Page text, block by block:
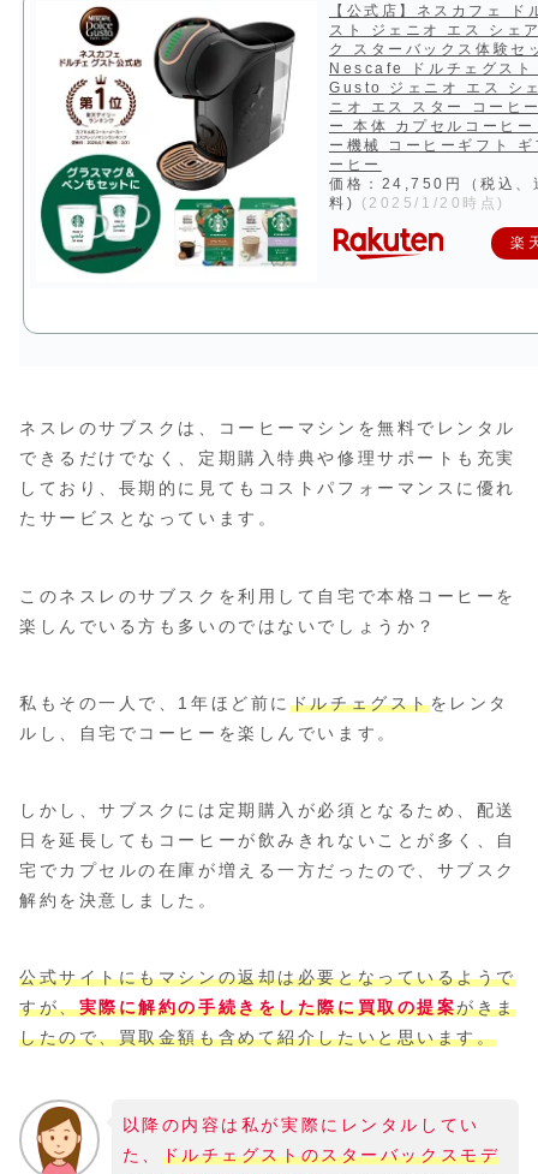
【公式店】ネスカフェ ド
スト ジェニオ エス シェ
ク スターバックス体験セ
Nescafe ドルチェグス
Gusto ジェニオ エス シ
ニオ エス スター コーヒ
ー 本体 カプセルコーヒ
ー機械 コーヒーギフト
ーヒー
価格：24,750円（税込、
料)
(2025/1/20時点)
楽
ネスレのサブスクは、コーヒーマシンを無料でレンタル
できるだけでなく、定期購入特典や修理サポートも充実
しており、長期的に見てもコストパフォーマンスに優れ
たサービスとなっています。
このネスレのサブスクを利用して自宅で本格コーヒーを
楽しんでいる方も多いのではないでしょうか？
私もその一人で、1年ほど前に ドルチェグストをレンタ
ルし、自宅でコーヒーを楽しんでいます。
しかし、サブスクには定期購入が必須となるため、配送
日を延長してもコーヒーが飲みきれないことが多く、自
宅でカプセルの在庫が増える一方だったので、サブスク
解約を決意しました。
公式サイトにもマシンの返却は必要となっているようで
すが、実際に解約の手続きをした際に買取の提案がきま
したので、買取金額も含めて紹介したいと思います。
以降の内容は私が実際にレンタルしてい
た、 ドルチェグストのスターバックスモデ